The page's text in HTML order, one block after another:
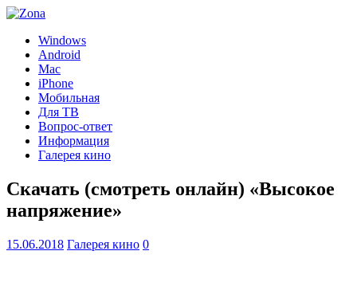
Windows
Android
Mac
iPhone
Мобильная
Для ТВ
Вопрос-ответ
Информация
Галерея кино
Скачать (смотреть онлайн) «Высокое
напряжение»
15.06.2018 Галерея кино 0